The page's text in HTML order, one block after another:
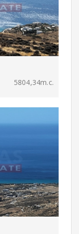
5804,34m.c.